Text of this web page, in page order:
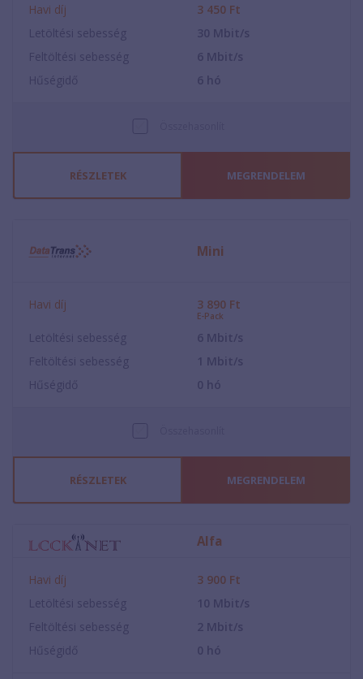
Havi díj 3 450 Ft
Letöltési sebesség
30 Mbit/s
Feltöltési sebesség
6 Mbit/s
Hűségidő
6 hó
RÉSZLETEK MEGRENDELEM
Mini
Havi díj 3 890 Ft
E-Pack
Letöltési sebesség 6 Mbit/s
Feltöltési sebesség
1 Mbit/s
Hűségidő
0 hó
RÉSZLETEK MEGRENDELEM
Alfa
Havi díj 3 900 Ft
Letöltési sebesség
10 Mbit/s
Feltöltési sebesség
2 Mbit/s
Hűségidő
0 hó